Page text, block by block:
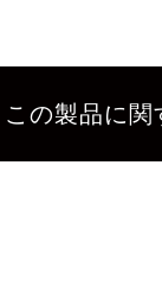
この製品に